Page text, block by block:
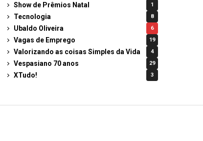
Show de Prêmios Natal 1
Tecnologia 8
Ubaldo Oliveira 6
Vagas de Emprego 19
Valorizando as coisas Simples da Vida 4
Vespasiano 70 anos 29
XTudo! 3